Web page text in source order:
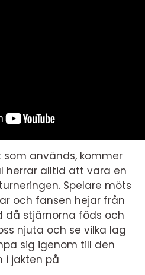
används, kommer
herrar alltid att vara en
Spelare möts
och fansen hejar från
då stjärnorna föds och
njuta och se vilka lag
sig igenom till den
i jakten på